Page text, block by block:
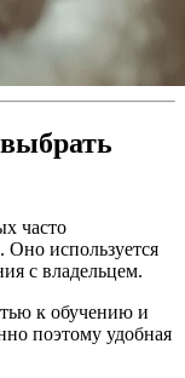
часто
используется
с владельцем.
к обучению и
поэтому удобная